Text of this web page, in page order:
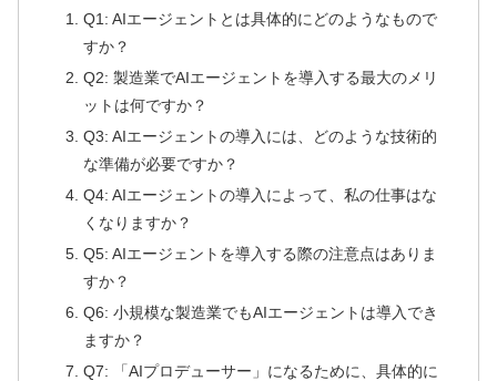
Q1: AIエージェントとは具体的にどのようなもので
すか？
Q2: 製造業でAIエージェントを導入する最大のメリ
ットは何ですか？
Q3: AIエージェントの導入には、どのような技術的
な準備が必要ですか？
Q4: AIエージェントの導入によって、私の仕事はな
くなりますか？
Q5: AIエージェントを導入する際の注意点はありま
すか？
Q6: 小規模な製造業でもAIエージェントは導入でき
ますか？
Q7: 「AIプロデューサー」になるために、具体的に